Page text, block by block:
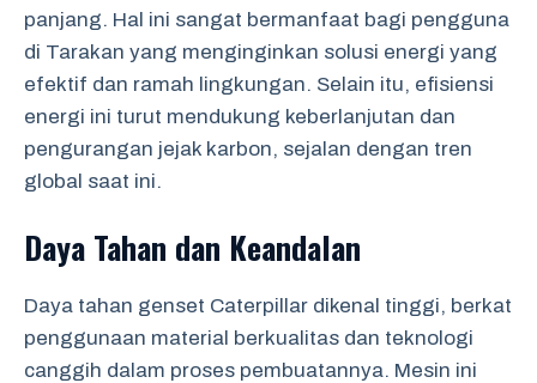
panjang. Hal ini sangat bermanfaat bagi pengguna
di Tarakan yang menginginkan solusi energi yang
efektif dan ramah lingkungan. Selain itu, efisiensi
energi ini turut mendukung keberlanjutan dan
pengurangan jejak karbon, sejalan dengan tren
global saat ini.
Daya Tahan dan Keandalan
Daya tahan genset Caterpillar dikenal tinggi, berkat
penggunaan material berkualitas dan teknologi
canggih dalam proses pembuatannya. Mesin ini